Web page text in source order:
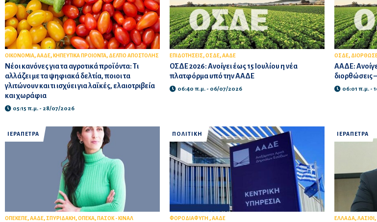
ΟΙΚΟΝΟΜΙΑ,ΑΑΔΕ, ΚΗΠΕΥΤΙΚΑ ΠΡΟΙΟΝΤΑ, ΔΕΛΤΙΟ ΑΠΟΣΤΟΛΗΣ
Νέοι κανόνες για τα αγροτικά προϊόντα: Τι
αλλάζει με τα ψηφιακά δελτία, ποιοι τα
γλιτώνουν και τι ισχύει για λαϊκές, ελαιοτριβεία
και χωράφια
05:15 π.μ. - 28/07/2026
ΕΠΙΔΟΤΗΣΕΙΣ,ΟΣΔΕ,ΑΑΔΕ
ΟΣΔΕ 2026: Ανοίγει έως 15 Ιουλίου η νέα
πλατφόρμα υπό την ΑΑΔΕ
06:40 π.μ. - 06/07/2026
ΟΣΔΕ,
ΑΑΔΕ:
διορθώσεις
06:01 π.μ. -
ΙΕΡΑΠΕΤΡΑ
ΟΠΕΚΕΠΕ,ΑΑΔΕ, ΣΠΥΡΙΔΑΚΗ,ΟΠΕΚΑ, ΠΑΣΟΚ - ΚΙΝΑΛ
ΠΟΛΙΤΙΚΗ
ΦΟΡΟΔΙΑΦΥΓΗ ,ΑΑΔΕ
ΙΕΡΑΠΕΤΡΑ
ΕΛΛΑΔΑ,ΛΑΣΙΘΙ ,